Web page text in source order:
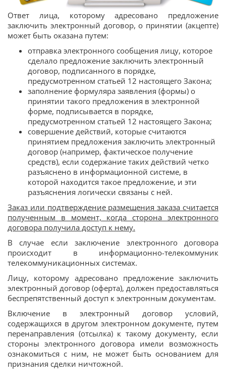
Ответ лица, которому адресовано предложение
заключить электронный договор, о принятии (акцепте)
может быть оказана путем:
отправка электронного сообщения лицу, которое
сделало предложение заключить электронный
договор, подписанного в порядке,
предусмотренном статьей 12 настоящего Закона;
заполнение формуляра заявления (формы) о
принятии такого предложения в электронной
форме, подписывается в порядке,
предусмотренном статьей 12 настоящего Закона;
совершение действий, которые считаются
принятием предложения заключить электронный
договор (например, фактическое получение
средств), если содержание таких действий четко
разъяснено в информационной системе, в
которой находится такое предложение, и эти
разъяснения логически связаны с ней.
Заказ или подтверждение размещения заказа считается
полученным в момент, когда сторона электронного
договора получила доступ к нему.
В случае если заключение электронного договора
происходит в информационно-телекоммуник
телекоммуникационных системах.
Лицу, которому адресовано предложение заключить
электронный договор (оферта), должен предоставляться
беспрепятственный доступ к электронным документам.
Включение в электронный договор условий,
содержащихся в другом электронном документе, путем
перенаправления (отсылка) к такому документу, если
стороны электронного договора имели возможность
ознакомиться с ним, не может быть основанием для
признания сделки ничтожной.